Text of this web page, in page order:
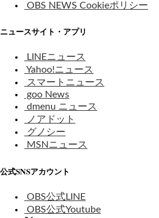
OBS NEWS Cookieポリシー
ニュースサイト・アプリ
LINEニュース
Yahoo!ニュース
スマートニュース
goo News
dmenu ニュース
ノアドット
グノシー
MSNニュース
公式SNSアカウント
OBS公式LINE
OBS公式Youtube